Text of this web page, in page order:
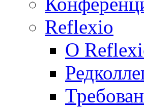
Reflexio
О